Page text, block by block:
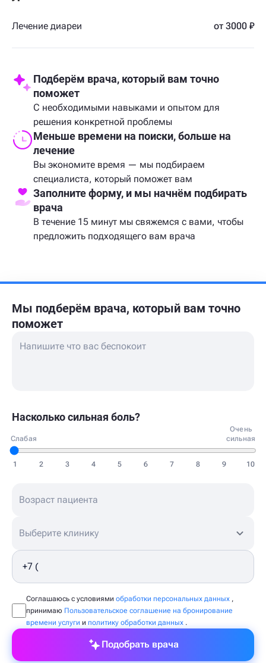
Лечение диареи от 3000 ₽
Подберём врача, который вам точно
поможет
С необходимыми навыками и опытом для
решения конкретной проблемы
Меньше времени на поиски, больше на
лечение
Вы экономите время — мы подбираем
специалиста, который поможет вам
Заполните форму, и мы начнём подбирать
врача
В течение 15 минут мы свяжемся с вами, чтобы
предложить подходящего вам врача
Мы подберём врача, который вам точно
поможет
Насколько сильная боль?
Слабая
Очень
сильная
1 2 3 4 5 6 7 8 9 10
Выберите клинику
Соглашаюсь с условиями обработки персональных данных ,
принимаю Пользовательское соглашение на бронирование
времени услуги и политику обработки данных .
Подобрать врача